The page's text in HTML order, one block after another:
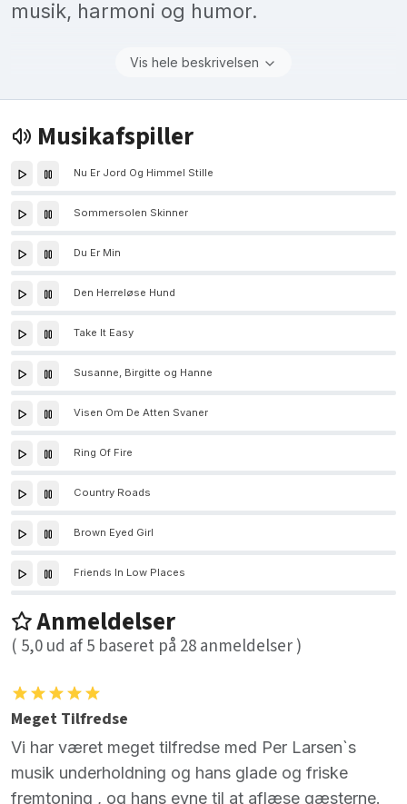
musik, harmoni og humor.
Vis hele beskrivelsen
Musikafspiller
Nu Er Jord Og Himmel Stille
Sommersolen Skinner
Du Er Min
Den Herreløse Hund
Take It Easy
Susanne, Birgitte og Hanne
Visen Om De Atten Svaner
Ring Of Fire
Country Roads
Brown Eyed Girl
Friends In Low Places
Anmeldelser
( 5,0ud af5 baseret på 28anmeldelser )
Meget Tilfredse
Vi har været meget tilfredse med Per Larsen`s
musik underholdning og hans glade og friske
fremtoning , og hans evne til at aflæse gæsterne.